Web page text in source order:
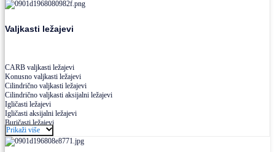
Valjkasti ležajevi
CARB valjkasti ležajevi
Konusno valjkasti ležajevi
Cilindrično valjkasti ležajevi
Cilindrično valjkasti aksijalni ležajevi
Igličasti ležajevi
Igličasti aksijalni ležajevi
Buričasti ležajevi
Buričasti zaptiveni ležajevi
Buričasti aksijalni ležajevi
Prikaži više